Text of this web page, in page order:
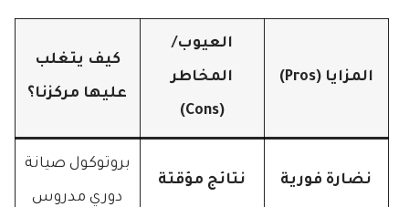
المزايا (Pros)
العيوب/
المخاطر
(Cons)
كيف يتغلب
عليها مركزنا؟
نضارة فورية نتائج مؤقتة
بروتوكول صيانة
دوري مدروس